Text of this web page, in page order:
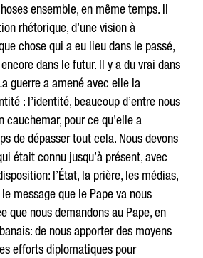
ensemble, en même temps. Il
rhétorique, d’une vision à
chose qui a eu lieu dans le passé,
dans le futur. Il y a du vrai dans
guerre a amené avec elle la
: l’identité, beaucoup d’entre nous
cauchemar, pour ce qu’elle a
de dépasser tout cela. Nous devons
était connu jusqu’à présent, avec
l’État, la prière, les médias,
message que le Pape va nous
que nous demandons au Pape, en
de nous apporter des moyens
efforts diplomatiques pour